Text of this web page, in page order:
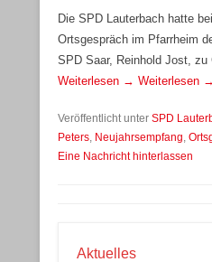
Die SPD Lauterbach hatte
Ortsgespräch im Pfarrheim
SPD Saar, Reinhold Jost, zu
Weiterlesen → Weiterlesen →
Veröffentlicht unter SPD
Peters, Neujahrsempfang,
Eine Nachricht hinterlassen
Aktuelles